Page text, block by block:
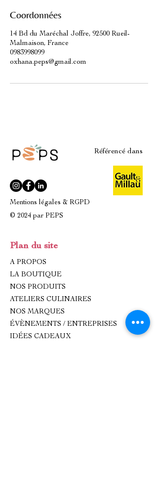
Coordonnées
14 Bd du Maréchal Joffre, 92500 Rueil-
Malmaison, France
0983998099
oxhana.peps@gmail.com
Référencé dans
Mentions légales & RGPD
© 2024 par PEPS
Plan du site
A PROPOS
LA BOUTIQUE
NOS PRODUITS
ATELIERS CULINAIRES
NOS MARQUES
ÉVÈNEMENTS / ENTREPRISES
IDÉES CADEAUX